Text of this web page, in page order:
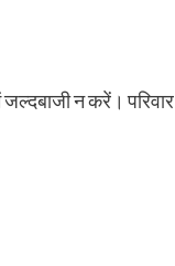
न करें। परिवार